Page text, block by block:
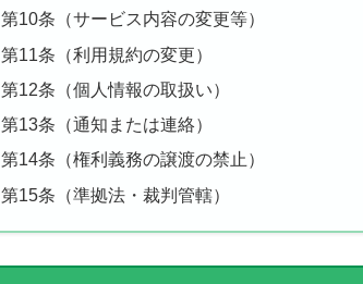
第10条（サービス内容の変更等）
第11条（利用規約の変更）
第12条（個人情報の取扱い）
第13条（通知または連絡）
第14条（権利義務の譲渡の禁止）
第15条（準拠法・裁判管轄）